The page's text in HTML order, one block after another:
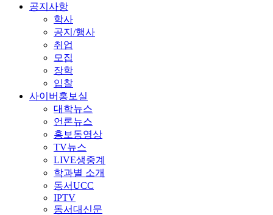
공지사항
학사
공지/행사
취업
모집
장학
입찰
사이버홍보실
대학뉴스
언론뉴스
홍보동영상
TV뉴스
LIVE생중계
학과별 소개
동서UCC
IPTV
동서대신문